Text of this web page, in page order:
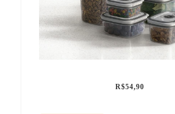
R$54,90